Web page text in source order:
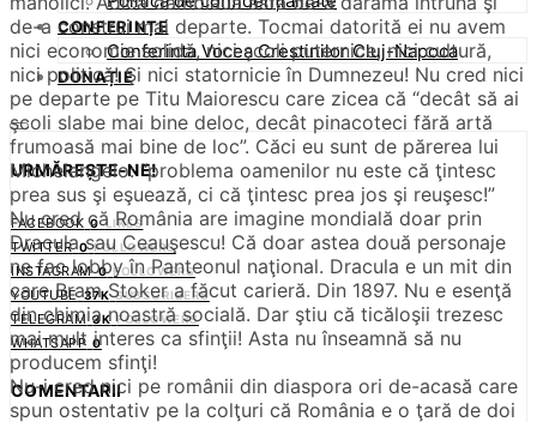
CONFERINȚE
Conferinta Vocea Crestinilor Cluj-Napoca
DONAȚIE
URMĂREȘTE-NE!
FACEBOOK 0 LIKES
TWITTER 0 FOLLOWERS
INSTAGRAM 0 FOLLOWERS
YOUTUBE 37K SUBSCRIBERS
TELEGRAM 3K FOLLOWERS
WHATSAPP 0
COMENTARII
de-a construi mai departe. Tocmai datorită ei nu avem
nici economie solidă, nici şcoli puternice, nici cultură,
nici politică! Şi nici statornicie în Dumnezeu! Nu cred nici
pe departe pe Titu Maiorescu care zicea că “decât să ai
şcoli slabe mai bine deloc, decât pinacoteci fără artă
frumoasă mai bine de loc”. Căci eu sunt de părerea lui
Michelangelo: “problema oamenilor nu este că ţintesc
prea sus şi eşuează, ci că ţintesc prea jos şi reuşesc!”
Nu cred că România are imagine mondială doar prin
Dracula sau Ceauşescu! Că doar astea două personaje
ne fac lobby în Panteonul naţional. Dracula e un mit din
care Bram Stoker a făcut carieră. Din 1897. Nu e esenţă
din chimia noastră socială. Dar ştiu că ticăloşii trezesc
mai mult interes ca sfinţii! Asta nu înseamnă să nu
producem sfinţi!
Nu-i cred nici pe românii din diaspora ori de-acasă care
spun ostentativ pe la colţuri că România e o ţară de doi